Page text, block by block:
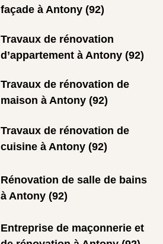
façade à Antony (92)
Travaux de rénovation
d’appartement à Antony (92)
Travaux de rénovation de
maison à Antony (92)
Travaux de rénovation de
cuisine à Antony (92)
Rénovation de salle de bains
à Antony (92)
Entreprise de maçonnerie et